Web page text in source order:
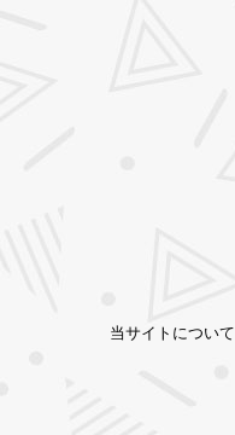
当サイトについて